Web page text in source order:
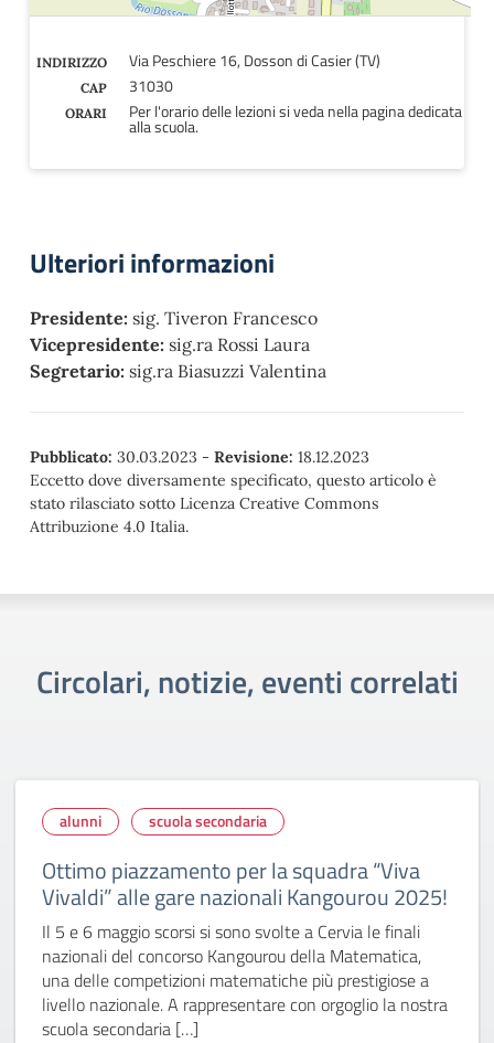
INDIRIZZO Via Peschiere 16, Dosson di Casier (TV)
CAP 31030
ORARI Per l'orario delle lezioni si veda nella pagina dedicata
alla scuola.
Ulteriori informazioni
Presidente: sig. Tiveron Francesco
Vicepresidente: sig.ra Rossi Laura
Segretario: sig.ra Biasuzzi Valentina
Pubblicato: 30.03.2023 - Revisione: 18.12.2023
Eccetto dove diversamente specificato, questo articolo è
stato rilasciato sotto Licenza Creative Commons
Attribuzione 4.0 Italia.
Circolari, notizie, eventi correlati
alunni scuola secondaria
Ottimo piazzamento per la squadra “Viva
Vivaldi” alle gare nazionali Kangourou 2025!
Il 5 e 6 maggio scorsi si sono svolte a Cervia le finali
nazionali del concorso Kangourou della Matematica,
una delle competizioni matematiche più prestigiose a
livello nazionale. A rappresentare con orgoglio la nostra
scuola secondaria […]